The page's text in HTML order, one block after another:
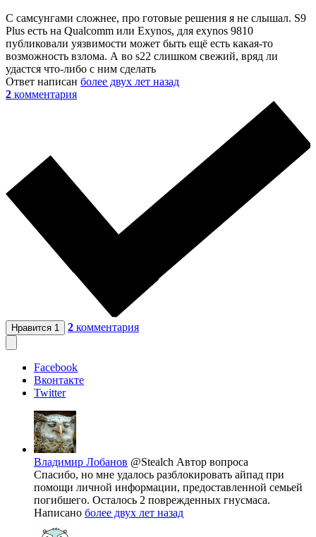
С самсунгами сложнее, про готовые решения я не слышал. S9
Plus есть на Qualcomm или Exynos, для exynos 9810
публиковали уязвимости может быть ещё есть какая-то
возможность взлома. А во s22 слишком свежий, вряд ли
удастся что-либо с ним сделать
Ответ написан более двух лет назад
2 комментария
Нравится 1 2 комментария
Facebook
Вконтакте
Twitter
Владимир Лобанов @Stealch Автор вопроса
Спасибо, но мне удалось разблокировать айпад при
помощи личной информации, предоставленной семьей
погибшего. Осталось 2 поврежденных гнусмаса.
Написано более двух лет назад